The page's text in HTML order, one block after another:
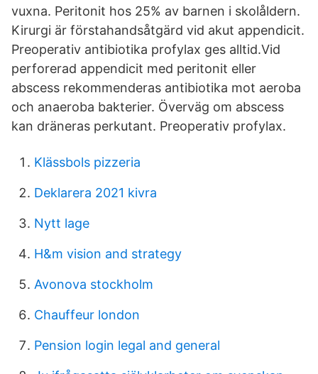
vuxna. Peritonit hos 25% av barnen i skolåldern.
Kirurgi är förstahandsåtgärd vid akut appendicit.
Preoperativ antibiotika profylax ges alltid.Vid
perforerad appendicit med peritonit eller
abscess rekommenderas antibiotika mot aeroba
och anaeroba bakterier. Överväg om abscess
kan dräneras perkutant. Preoperativ profylax.
Klässbols pizzeria
Deklarera 2021 kivra
Nytt lage
H&m vision and strategy
Avonova stockholm
Chauffeur london
Pension login legal and general